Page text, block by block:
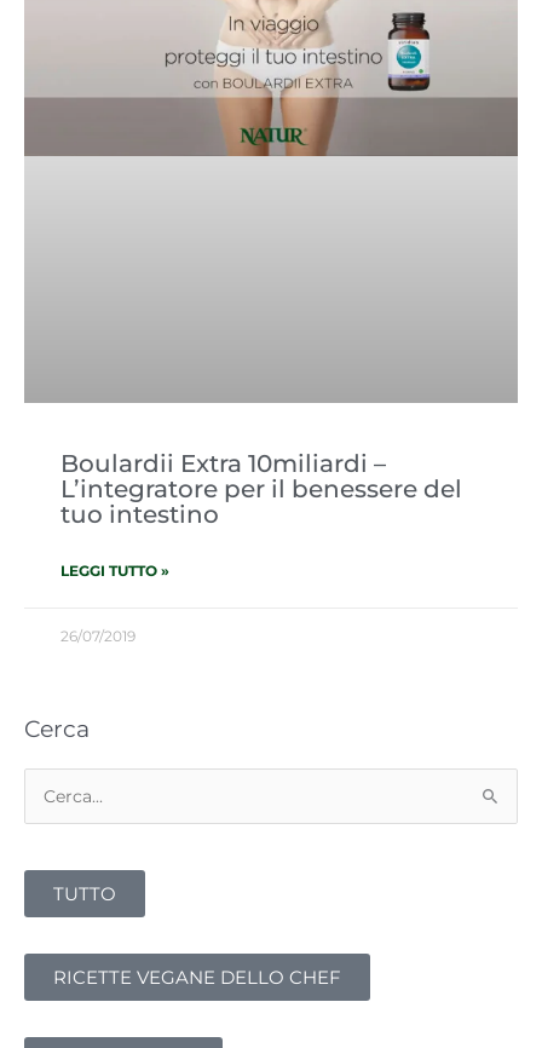
Boulardii Extra 10miliardi –
L’integratore per il benessere del
tuo intestino
LEGGI TUTTO »
26/07/2019
Cerca
Cerca:
TUTTO
RICETTE VEGANE DELLO CHEF